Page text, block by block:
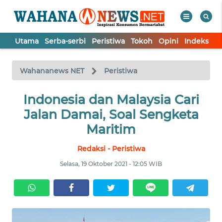
Utama Serba-serbi Peristiwa Tokoh Opini Indeks
Wahananews NET Peristiwa
Indonesia dan Malaysia Cari
Jalan Damai, Soal Sengketa
Maritim
Redaksi - Peristiwa
Selasa, 19 Oktober 2021 - 12:05 WIB
TV
Tutup
UTAMA
TOKOH